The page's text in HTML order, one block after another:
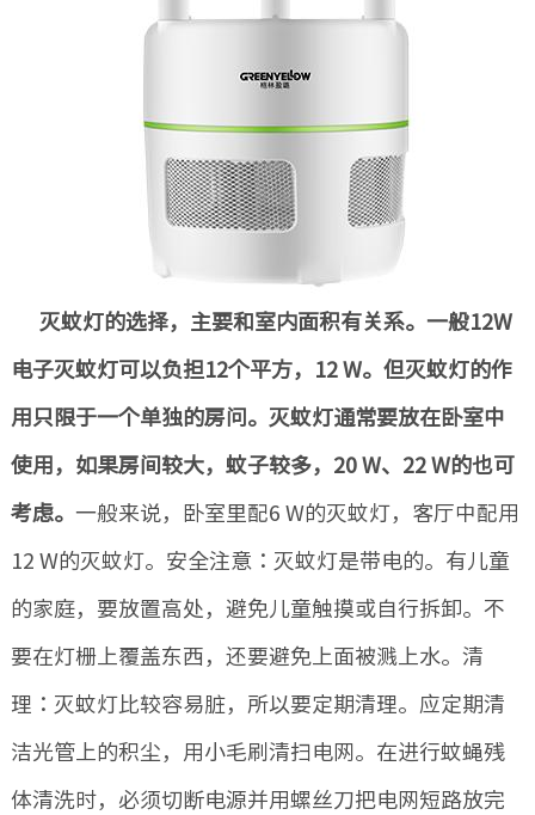
灭蚊灯的选择，主要和室内面积有关系。一般12W
电子灭蚊灯可以负担12个平方，12 W。但灭蚊灯的作
用只限于一个单独的房问。灭蚊灯通常要放在卧室中
使用，如果房间较大，蚊子较多，20 W、22 W的也可
考虑。 一般来说，卧室里配6 W的灭蚊灯，客厅中配用
12 W的灭蚊灯。安全注意：灭蚊灯是带电的。有儿童
的家庭，要放置高处，避免儿童触摸或自行拆卸。不
要在灯栅上覆盖东西，还要避免上面被溅上水。清
理：灭蚊灯比较容易脏，所以要定期清理。应定期清
洁光管上的积尘，用小毛刷清扫电网。在进行蚊蝇残
体清洗时，必须切断电源并用螺丝刀把电网短路放完